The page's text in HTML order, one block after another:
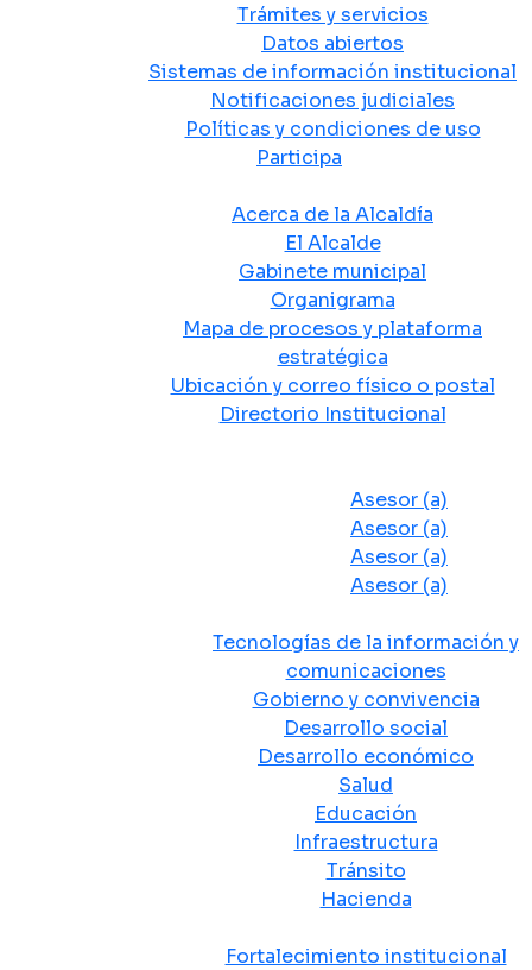
Trámites y servicios
Datos abiertos
Sistemas de información institucional
Notificaciones judiciales
Políticas y condiciones de uso
Participa
Acerca de la Alcaldía
El Alcalde
Gabinete municipal
Organigrama
Mapa de procesos y plataforma
estratégica
Ubicación y correo físico o postal
Directorio Institucional
Asesor (a)
Asesor (a)
Asesor (a)
Asesor (a)
Tecnologías de la información y
comunicaciones
Gobierno y convivencia
Desarrollo social
Desarrollo económico
Salud
Educación
Infraestructura
Tránsito
Hacienda
Fortalecimiento institucional